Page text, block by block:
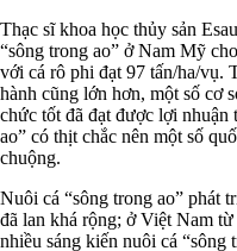
Thạc sĩ khoa học thủy sản
“sông trong ao” ở Nam Mỹ
với cá rô phi đạt 97 tấn/ha/vụ.
hành cũng lớn hơn, một số cơ
chức tốt đã đạt được lợi
ao” có thịt chắc nên một số
chuộng.
Nuôi cá “sông trong ao” phát
đã lan khá rộng; ở Việt Nam
nhiều sáng kiến nuôi cá “sông